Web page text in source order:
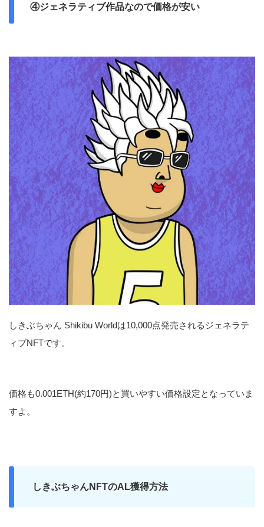
④ジェネラティブ作品なので価格が安い
しきぶちゃん Shikibu Worldは10,000点発売されるジェネラテ
ィブNFTです。
価格も0.001ETH(約170円)と買いやすい価格設定となっていま
すよ。
しきぶちゃんNFTのAL獲得方法